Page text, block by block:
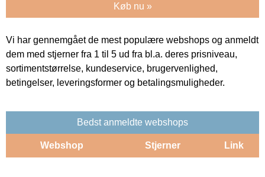
Køb nu »
Vi har gennemgået de mest populære webshops og anmeldt
dem med stjerner fra 1 til 5 ud fra bl.a. deres prisniveau,
sortimentstørrelse, kundeservice, brugervenlighed,
betingelser, leveringsformer og betalingsmuligheder.
Bedst anmeldte webshops
Webshop Stjerner Link